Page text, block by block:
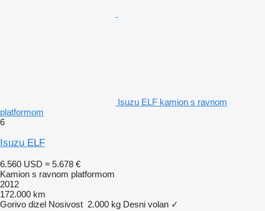
Isuzu ELF kamion s ravnom
platformom
6
Isuzu ELF
6.560 USD ≈ 5.678 €
Kamion s ravnom platformom
2012
172.000 km
Gorivo dizel Nosivost 2.000 kg Desni volan ✓